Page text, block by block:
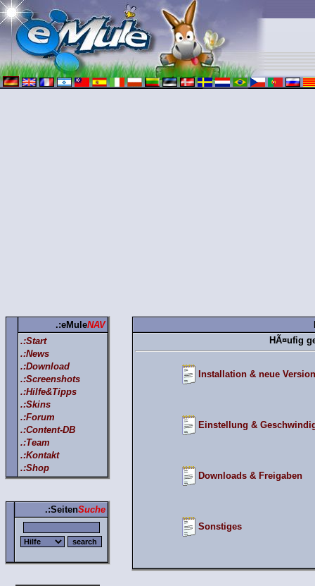
.:eMuleNAV
.:Start
.:News
.:Download
.:Screenshots
.:Hilfe&Tipps
.:Skins
.:Forum
.:Content-DB
.:Team
.:Kontakt
.:Shop
.:SeitenSuche
HÃ¤ufig
Installation & neue
Einstellung &
Downloads & Freigaben
Sonstiges